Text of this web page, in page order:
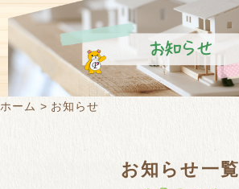
お知らせ
ホーム お知らせ
お知らせ一覧